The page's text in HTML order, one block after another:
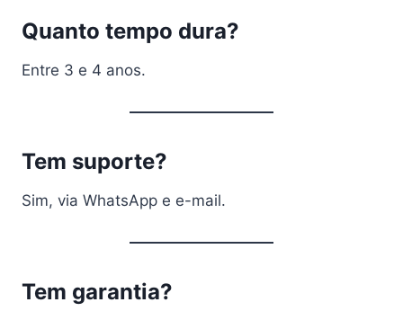
Quanto tempo dura?
Entre 3 e 4 anos.
Tem suporte?
Sim, via WhatsApp e e-mail.
Tem garantia?